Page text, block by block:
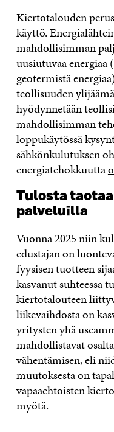
Kiertotalouden
käyttö.
mahdollisimman
uusiutuvaa
geotermistä
teollisuuden
hyödynnetään
mahdollisimman
loppukäytössä
sähkönkulutuksen
energiatehokkuutta
Tulosta
palveluilla
Vuonna 2025 niin
edustajan on
fyysisen tuotteen
kasvanut suhteessa
kiertotalouteen
liikevaihdosta on
yritysten yhä
mahdollistavat
vähentämisen, eli
muutoksesta on
vapaaehtoisten
myötä.